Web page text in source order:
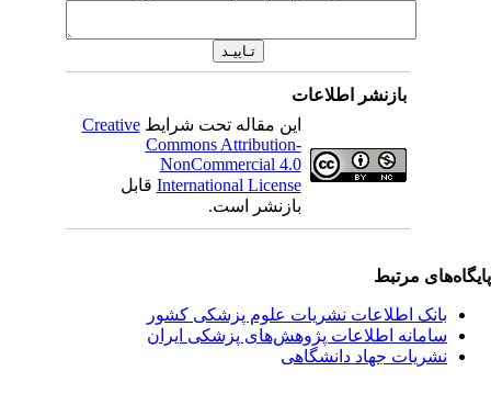
بازنشر اطلاعات
این مقاله تحت شرایطCreative
Commons Attribution-
NonCommercial 4.0
International Licenseقابل
بازنشر است.
مرتبط
بانک اطلاعات نشریات علوم پزشکی کشور
سامانه اطلاعات پژوهش‌های پزشکی ایران
نشریات جهاد دانشگاهی